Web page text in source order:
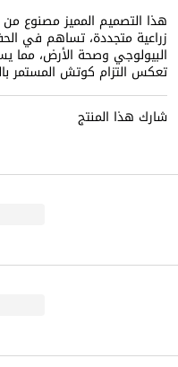
هذا التصميم المميز مصنوع
زراعية متجددة، تساهم في
البيولوجي وصحة الأرض،
تعكس التزام كوتش المستمر
شارك هذا المنتج